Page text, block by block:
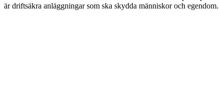
är driftsäkra anläggningar som ska skydda människor och egendom.